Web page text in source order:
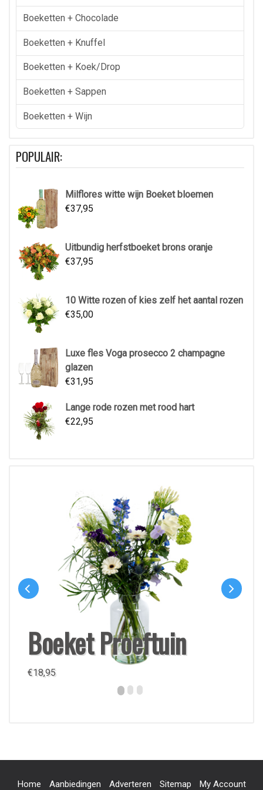
Boeketten + Chocolade
Boeketten + Knuffel
Boeketten + Koek/drop
Boeketten + Sappen
Boeketten + Wijn
POPULAIR:
Milflores witte wijn Boeket bloemen
€37,95
Uitbundig herfstboeket brons oranje
€37,95
10 Witte rozen of kies zelf het aantal rozen
€35,00
Luxe fles Voga prosecco 2 champagne
glazen
€31,95
Lange rode rozen met rood hart
€22,95
Boeket Proeftuin
€18,95
Home Aanbiedingen Adverteren Sitemap My Account